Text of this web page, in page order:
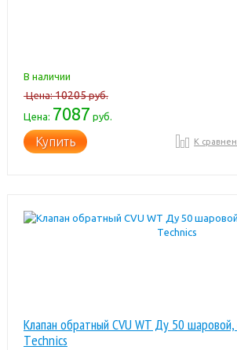
В наличии
Цена:10205руб.
Цена: 7087 руб.
Купить К
Клапан обратный CVU WT Ду 50
Тechnics